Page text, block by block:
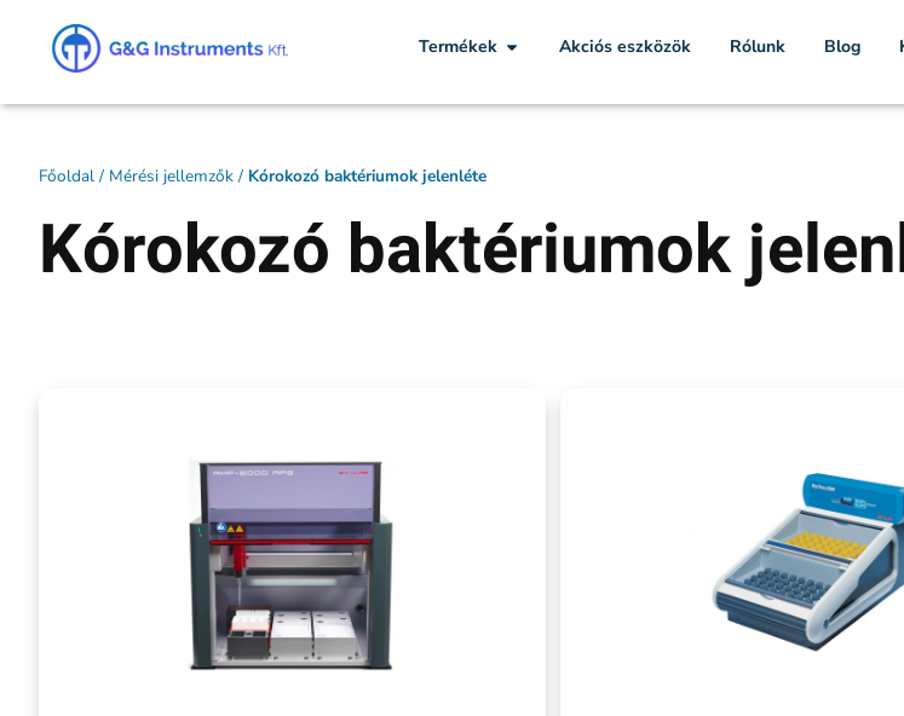
Termékek Akciós eszközök Rólunk Blog
Főoldal/ Mérési jellemzők/ Kórokozó baktériumok jelenléte
Kórokozó baktériumok